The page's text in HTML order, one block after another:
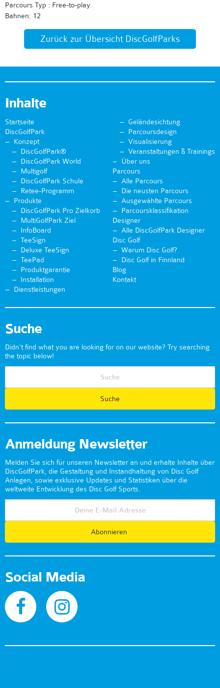
Parcours Typ : Free-to-play
Bahnen: 12
Zurück zur Übersicht DiscGolfParks
Inhalte
Startseite
DiscGolfPark
Konzept
DiscGolfPark®
DiscGolfPark World
Multigolf
DiscGolfPark Schule
Retee-Programm
Produkte
DiscGolfPark Pro Zielkorb
MultiGolfPark Ziel
InfoBoard
TeeSign
Deluxe TeeSign
TeePad
Produktgarantie
Installation
Dienstleistungen
Geländesichtung
Parcoursdesign
Visualisierung
Veranstaltungen & Trainings
Über uns
Parcours
Alle Parcours
Die neusten Parcours
Ausgewählte Parcours
Parcoursklassifikation
Designer
Alle DiscGolfPark Designer
Disc Golf
Warum Disc Golf?
Disc Golf in Finnland
Blog
Kontakt
Suche
Didn't find what you are looking for on our website? Try searching
the topic below!
Anmeldung Newsletter
Melden Sie sich für unseren Newsletter an und erhalte Inhalte über
DiscGolfPark, die Gestaltung und Instandhaltung von Disc Golf
Anlagen, sowie exklusive Updates und Statistiken über die
weltweite Entwicklung des Disc Golf Sports.
Abonnieren
Social Media